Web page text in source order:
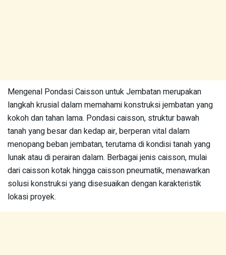
Mengenal Pondasi Caisson untuk Jembatan merupakan
langkah krusial dalam memahami konstruksi jembatan yang
kokoh dan tahan lama. Pondasi caisson, struktur bawah
tanah yang besar dan kedap air, berperan vital dalam
menopang beban jembatan, terutama di kondisi tanah yang
lunak atau di perairan dalam. Berbagai jenis caisson, mulai
dari caisson kotak hingga caisson pneumatik, menawarkan
solusi konstruksi yang disesuaikan dengan karakteristik
lokasi proyek.